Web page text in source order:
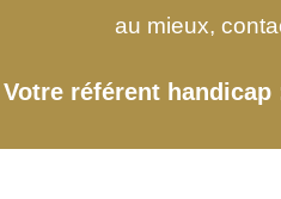
au mieux,
Votre référent